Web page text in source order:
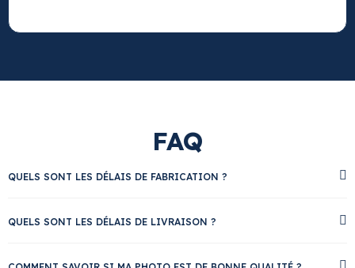
FAQ
QUELS SONT LES DÉLAIS DE FABRICATION ?
QUELS SONT LES DÉLAIS DE LIVRAISON ?